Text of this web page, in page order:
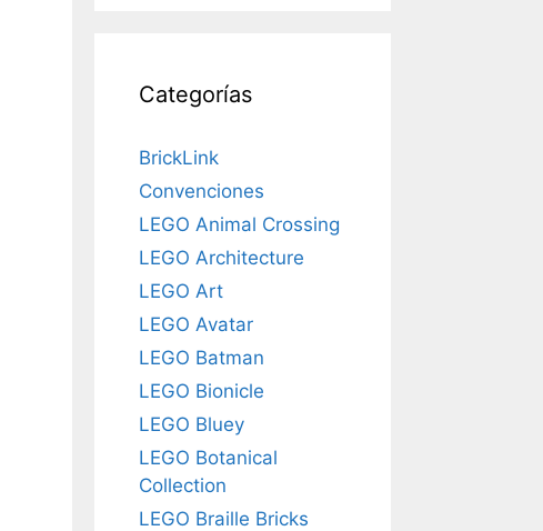
Categorías
BrickLink
Convenciones
LEGO Animal Crossing
LEGO Architecture
LEGO Art
LEGO Avatar
LEGO Batman
LEGO Bionicle
LEGO Bluey
LEGO Botanical
Collection
LEGO Braille Bricks